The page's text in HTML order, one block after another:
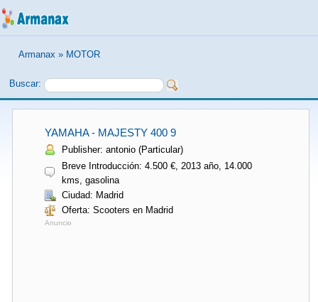
Armanax » MOTOR
Buscar:
YAMAHA - MAJESTY 400 9
Publisher: antonio (Particular)
Breve Introducción: 4.500 €, 2013 año, 14.000
kms, gasolina
Ciudad: Madrid
Oferta: Scooters en Madrid
Anuncio